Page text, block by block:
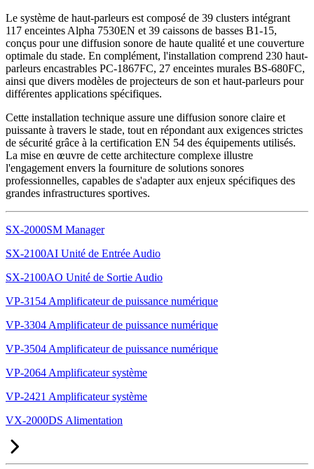
Le système de haut-parleurs est composé de 39 clusters intégrant
117 enceintes Alpha 7530EN et 39 caissons de basses B1-15,
conçus pour une diffusion sonore de haute qualité et une couverture
optimale du stade. En complément, l'installation comprend 230 haut-
parleurs encastrables PC-1867FC, 27 enceintes murales BS-680FC,
ainsi que divers modèles de projecteurs de son et haut-parleurs pour
différentes applications spécifiques.
Cette installation technique assure une diffusion sonore claire et
puissante à travers le stade, tout en répondant aux exigences strictes
de sécurité grâce à la certification EN 54 des équipements utilisés.
La mise en œuvre de cette architecture complexe illustre
l'engagement envers la fourniture de solutions sonores
professionnelles, capables de s'adapter aux enjeux spécifiques des
grandes infrastructures sportives.
SX-2000SM Manager
SX-2100AI Unité de Entrée Audio
SX-2100AO Unité de Sortie Audio
VP-3154 Amplificateur de puissance numérique
VP-3304 Amplificateur de puissance numérique
VP-3504 Amplificateur de puissance numérique
VP-2064 Amplificateur système
VP-2421 Amplificateur système
VX-2000DS Alimentation